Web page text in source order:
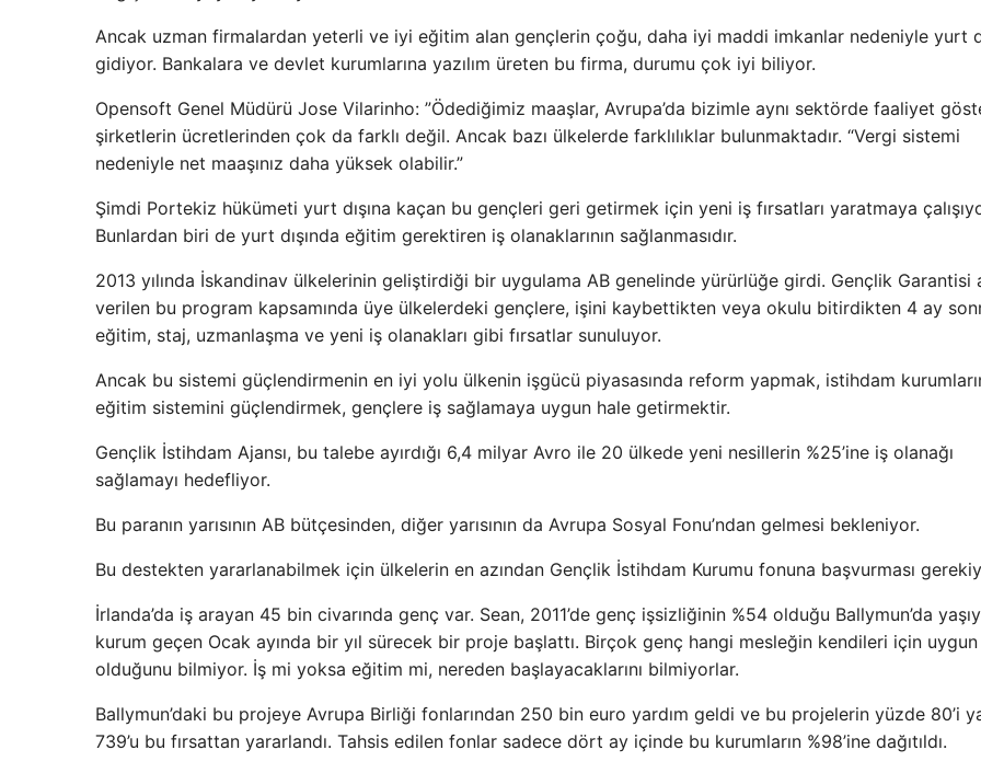
Ancak uzman firmalardan yeterli ve iyi eğitim alan gençlerin çoğu, daha iyi maddi imkanlar nedeniyle yurt
gidiyor. Bankalara ve devlet kurumlarına yazılım üreten bu firma, durumu çok iyi biliyor.
Opensoft Genel Müdürü Jose Vilarinho: ”Ödediğimiz maaşlar, Avrupa’da bizimle aynı sektörde faaliyet
şirketlerin ücretlerinden çok da farklı değil. Ancak bazı ülkelerde farklılıklar bulunmaktadır. “Vergi sistemi
nedeniyle net maaşınız daha yüksek olabilir.”
Şimdi Portekiz hükümeti yurt dışına kaçan bu gençleri geri getirmek için yeni iş fırsatları yaratmaya
Bunlardan biri de yurt dışında eğitim gerektiren iş olanaklarının sağlanmasıdır.
2013 yılında İskandinav ülkelerinin geliştirdiği bir uygulama AB genelinde yürürlüğe girdi. Gençlik Garantisi
verilen bu program kapsamında üye ülkelerdeki gençlere, işini kaybettikten veya okulu bitirdikten 4 ay
eğitim, staj, uzmanlaşma ve yeni iş olanakları gibi fırsatlar sunuluyor.
Ancak bu sistemi güçlendirmenin en iyi yolu ülkenin işgücü piyasasında reform yapmak, istihdam
eğitim sistemini güçlendirmek, gençlere iş sağlamaya uygun hale getirmektir.
Gençlik İstihdam Ajansı, bu talebe ayırdığı 6,4 milyar Avro ile 20 ülkede yeni nesillerin %25’ine iş olanağı
sağlamayı hedefliyor.
Bu paranın yarısının AB bütçesinden, diğer yarısının da Avrupa Sosyal Fonu’ndan gelmesi bekleniyor.
Bu destekten yararlanabilmek için ülkelerin en azından Gençlik İstihdam Kurumu fonuna başvurması
İrlanda’da iş arayan 45 bin civarında genç var. Sean, 2011’de genç işsizliğinin %54 olduğu Ballymun’da
kurum geçen Ocak ayında bir yıl sürecek bir proje başlattı. Birçok genç hangi mesleğin kendileri için uygun
olduğunu bilmiyor. İş mi yoksa eğitim mi, nereden başlayacaklarını bilmiyorlar.
Ballymun’daki bu projeye Avrupa Birliği fonlarından 250 bin euro yardım geldi ve bu projelerin yüzde 80’i
739’u bu fırsattan yararlandı. Tahsis edilen fonlar sadece dört ay içinde bu kurumların %98’ine dağıtıldı.